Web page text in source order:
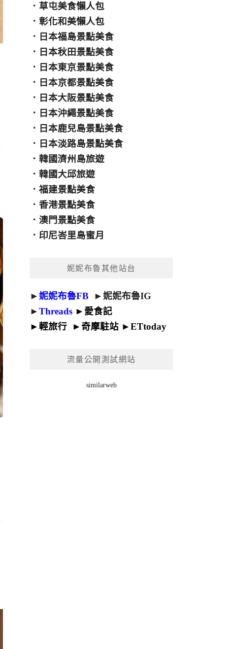
． 草屯美食懶人包
．彰化和美懶人包
． 日本福島景點美食
． 日本秋田景點美食
． 日本東京景點美食
． 日本京都景點美食
． 日本大阪景點美食
． 日本沖繩景點美食
． 日本鹿兒島景點美食
． 日本淡路島景點美食
．韓國濟州島旅遊
．韓國大邱旅遊
．福建景點美食
．香港景點美食
．澳門景點美食
． 印尼峇里島蜜月
妮妮布魯其他站台
►妮妮布魯FB ►妮妮布魯IG
►Threads ► 愛食記
►輕旅行 ► 奇摩駐站 ►ETtoday
流量公開測試網站
similarweb